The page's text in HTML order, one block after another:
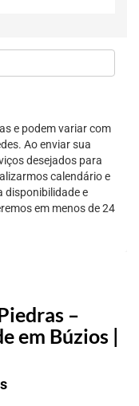
–
em Búzios |
e podem variar com
Ao enviar sua
desejados para
calendário e
disponibilidade e
em menos de 24